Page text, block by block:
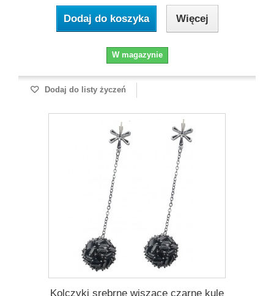
Dodaj do koszyka Więcej
W magazynie
Dodaj do listy życzeń
Kolczyki srebrne wiszące czarne kule